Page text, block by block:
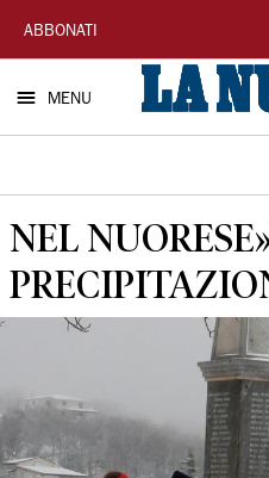
La
Nuova
Sardegna
ABBONATI
MENU
NEL